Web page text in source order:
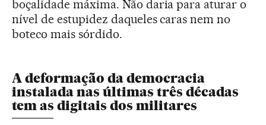
boçalidade máxima. Não daria para aturar o
nível de estupidez daqueles caras nem no
boteco mais sórdido.
A deformação da democracia
instalada nas últimas três décadas
tem as digitais dos militares